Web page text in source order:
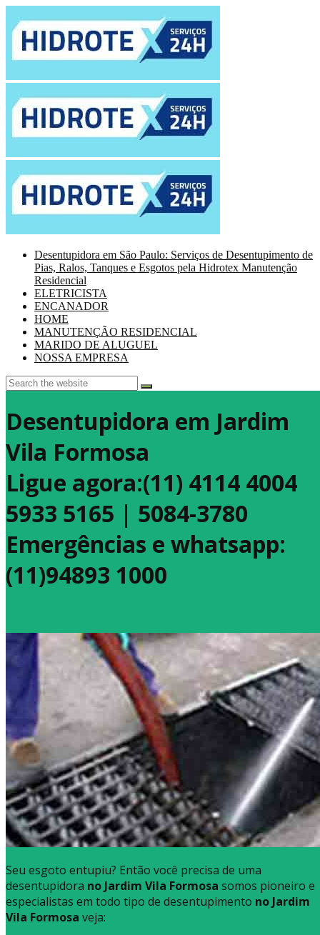
Desentupidora em São Paulo: Serviços de Desentupimento de
Pias, Ralos, Tanques e Esgotos pela Hidrotex Manutenção
Residencial
ELETRICISTA
ENCANADOR
HOME
MANUTENÇÃO RESIDENCIAL
MARIDO DE ALUGUEL
NOSSA EMPRESA
Desentupidora em Jardim
Vila Formosa
Ligue agora:(11) 4114 4004
5933 5165 | 5084-3780
Emergências e whatsapp:
(11)94893 1000
Seu esgoto entupiu? Então você precisa de uma
desentupidora no Jardim Vila Formosa somos pioneiro e
especialistas em todo tipo de desentupimento no Jardim
Vila Formosa veja: